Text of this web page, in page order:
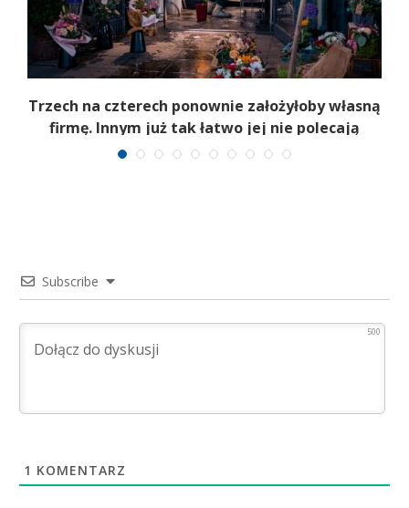
Trzech na czterech ponownie założyłoby własną
firmę. Innym już tak łatwo jej nie polecają
Subscribe
500
1 KOMENTARZ